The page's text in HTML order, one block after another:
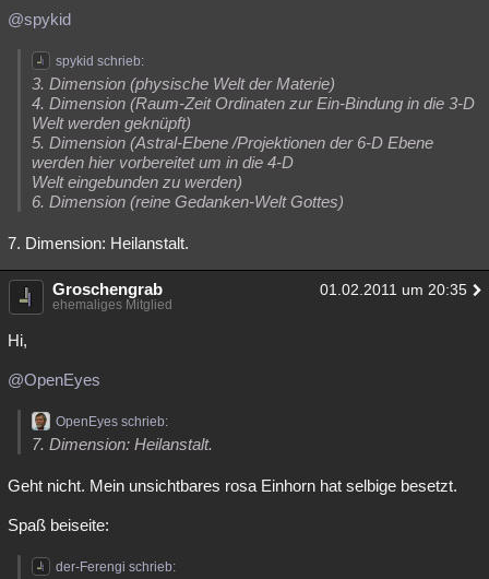
@spykid
spykid schrieb:
3. Dimension (physische Welt der Materie)
4. Dimension (Raum-Zeit Ordinaten zur Ein-Bindung in die 3-D
Welt werden geknüpft)
5. Dimension (Astral-Ebene /Projektionen der 6-D Ebene
werden hier vorbereitet um in die 4-D
Welt eingebunden zu werden)
6. Dimension (reine Gedanken-Welt Gottes)
7. Dimension: Heilanstalt.
Groschengrab 01.02.2011 um 20:35
ehemaliges Mitglied
Hi,
@OpenEyes
OpenEyes schrieb:
7. Dimension: Heilanstalt.
Geht nicht. Mein unsichtbares rosa Einhorn hat selbige besetzt.
Spaß beiseite:
der-Ferengi schrieb: